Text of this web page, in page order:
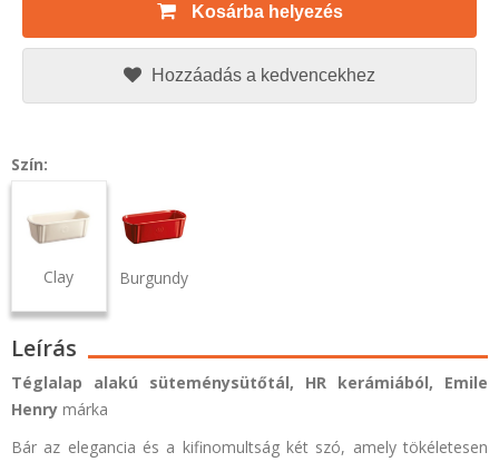
Kosárba helyezés
Hozzáadás a kedvencekhez
Szín:
Clay Burgundy
Leírás
Téglalap alakú süteménysütőtál, HR kerámiából,
Emile
Henry márka
Bár az elegancia és a kifinomultság két szó, amely tökéletesen